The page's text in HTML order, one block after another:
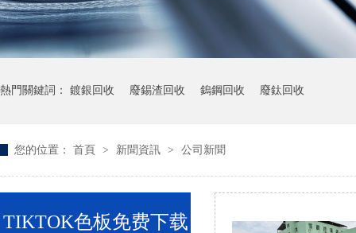
熱門關鍵詞： 鍍銀回收 廢錫渣回收 鎢鋼回收 廢鈦回收
您的位置： 首頁 > 新聞資訊 > 公司新聞
TIKTOK色板免费下载